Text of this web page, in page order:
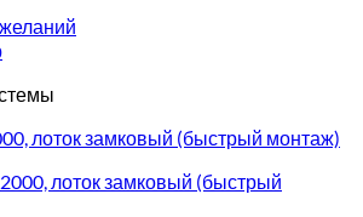
лоток замковый (быстрый монтаж)